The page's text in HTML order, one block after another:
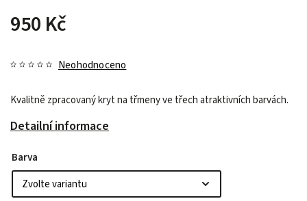
950 Kč
Neohodnoceno
Kvalitně zpracovaný kryt na třmeny ve třech atraktivních barvách.
Detailní informace
Barva